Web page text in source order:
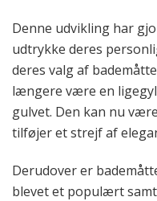
Denne udvikling har
udtrykke deres
deres valg af
længere være en
gulvet. Den kan nu
tilføjer et strejf af
Derudover er
blevet et populært